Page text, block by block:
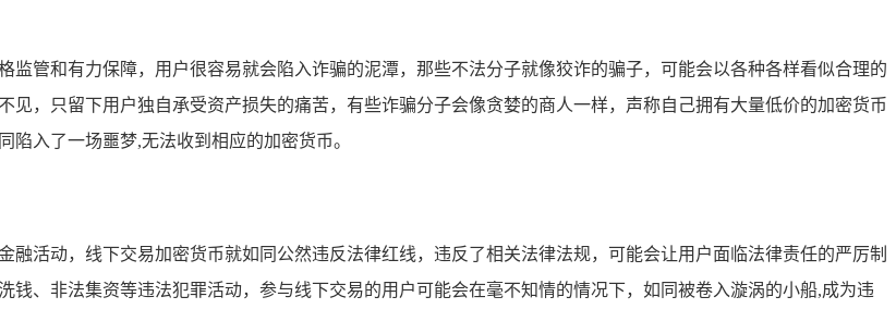
管和有力保障，用户很容易就会陷入诈骗的泥潭，那些不法分子就像狡诈的骗子，可能会以各种各样看似合理的
，只留下用户独自承受资产损失的痛苦，有些诈骗分子会像贪婪的商人一样，声称自己拥有大量低价的加密货币
陷入了一场噩梦,无法收到相应的加密货币。
活动，线下交易加密货币就如同公然违反法律红线，违反了相关法律法规，可能会让用户面临法律责任的严厉制
、非法集资等违法犯罪活动，参与线下交易的用户可能会在毫不知情的情况下，如同被卷入漩涡的小船,成为违